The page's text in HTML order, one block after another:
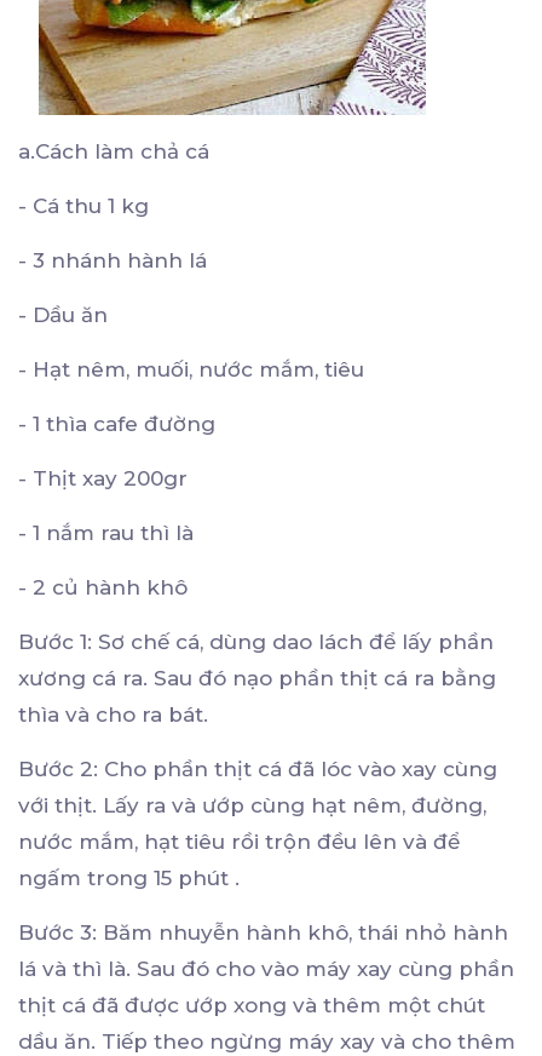
a.Cách làm chả cá
- Cá thu 1 kg
- 3 nhánh hành lá
- Dầu ăn
- Hạt nêm, muối, nước mắm, tiêu
- 1 thìa cafe đường
- Thịt xay 200gr
- 1 nắm rau thì là
- 2 củ hành khô
Bước 1: Sơ chế cá, dùng dao lách để lấy phần
xương cá ra. Sau đó nạo phần thịt cá ra bằng
thìa và cho ra bát.
Bước 2: Cho phần thịt cá đã lóc vào xay cùng
với thịt. Lấy ra và ướp cùng hạt nêm, đường,
nước mắm, hạt tiêu rồi trộn đều lên và để
ngấm trong 15 phút .
Bước 3: Băm nhuyễn hành khô, thái nhỏ hành
lá và thì là. Sau đó cho vào máy xay cùng phần
thịt cá đã được ướp xong và thêm một chút
dầu ăn. Tiếp theo ngừng máy xay và cho thêm